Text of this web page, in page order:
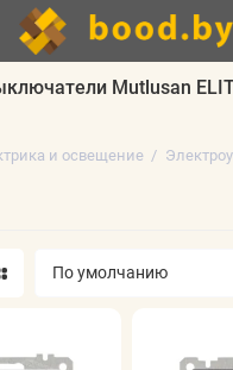
Mutlusan
и освещение
для электротехники